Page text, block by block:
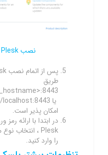
نصب Plesk در ویندوز سرور
طریق
امکان پذیر است.
در ابتدا با ارائه رمز
را وارد کنید.